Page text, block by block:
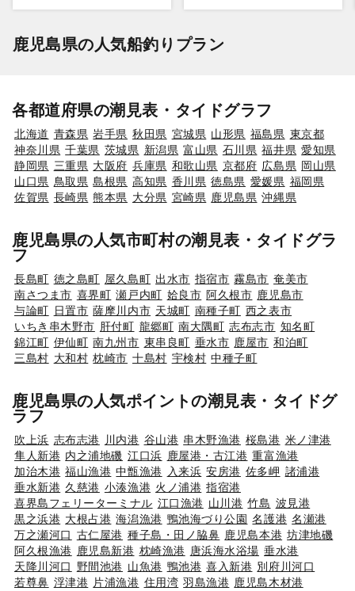
鹿児島県の人気船釣りプラン
各都道府県の潮見表・タイドグラフ
北海道 青森県 岩手県 秋田県 宮城県 山形県 福島県 東京都
神奈川県 千葉県 茨城県 新潟県 富山県 石川県 福井県 愛知県
静岡県 三重県 大阪府 兵庫県 和歌山県 京都府 広島県 岡山県
山口県 鳥取県 島根県 高知県 香川県 徳島県 愛媛県 福岡県
佐賀県 長崎県 熊本県 大分県 宮崎県 鹿児島県 沖縄県
鹿児島県の人気市町村の潮見表・タイドグラ
フ
長島町 徳之島町 屋久島町 出水市 指宿市 霧島市 奄美市
南さつま市 喜界町 瀬戸内町 姶良市 阿久根市 鹿児島市
与論町 日置市 薩摩川内市 天城町 南種子町 西之表市
いちき串木野市 肝付町 龍郷町 南大隅町 志布志市 知名町
錦江町 伊仙町 南九州市 東串良町 垂水市 鹿屋市 和泊町
三島村 大和村 枕崎市 十島村 宇検村 中種子町
鹿児島県の人気ポイントの潮見表・タイドグ
ラフ
吹上浜 志布志港 川内港 谷山港 串木野漁港 桜島港 米ノ津港
隼人新港 内之浦地磯 江口浜 鹿屋港・古江港 重富漁港
加治木港 福山漁港 中甑漁港 入来浜 安房港 佐多岬 諸浦港
垂水新港 久慈港 小湊漁港 火ノ浦港 指宿港
喜界島フェリーターミナル 江口漁港 山川港 竹島 波見港
黒之浜港 大根占港 海潟漁港 鴨池海づり公園 名護港 名瀬港
万之瀬河口 古仁屋港 種子島・田ノ脇鼻 鹿児島本港 坊津地磯
阿久根漁港 鹿児島新港 枕崎漁港 唐浜海水浴場 垂水港
天降川河口
野間池港 山魚港 鴨池港 喜入新港 別府川河口
若尊鼻 浮津港 片浦漁港 住用湾 羽島漁港 鹿児島木材港